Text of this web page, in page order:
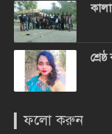
ফলো করুন